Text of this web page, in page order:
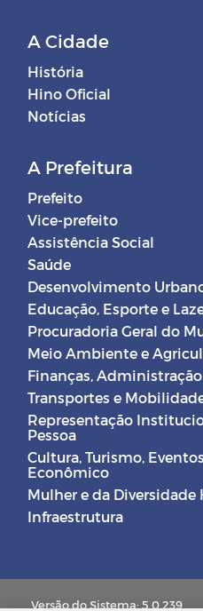
A Cidade
História
Hino Oficial
Notícias
A Prefeitura
Prefeito
Vice-prefeito
Assistência Social
Saúde
Desenvolvimento
Educação, Esporte e
Procuradoria Geral do
Meio Ambiente e
Finanças,
Transportes e
Representação
Pessoa
Cultura, Turismo,
Econômico
Mulher e da Diversidade
Infraestrutura
Versão do Sistema: 5.0.239